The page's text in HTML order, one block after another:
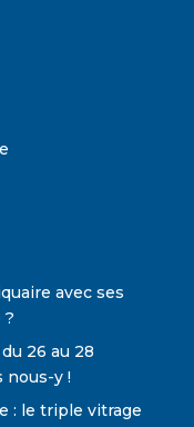
avec ses
?
26 au 28
nous-y !
: le triple vitrage